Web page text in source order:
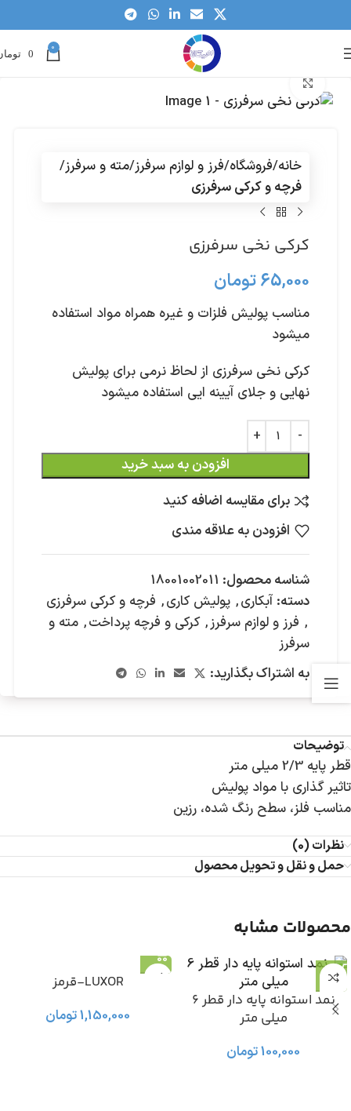
0
0
خانه فروشگاه فرز و لوازم سرفرز مته و سرفرز
فرچه و کرکی سرفرزی
کرکی نخی سرفرزی
65,000تومان
مناسب پولیش فلزات و غیره همراه مواد استفاده
میشود
کرکی نخی سرفرزی از لحاظ نرمی برای پولیش
نهایی و جلای آیینه ایی استفاده میشود
افزودن به سبد خرید
برای مقایسه اضافه کنید
افزودن به علاقه مندی
شناسه محصول: 18001002011
دسته: آبکاری, پولیش کاری, فرچه و کرکی سرفرزی
, فرز و لوازم سرفرز, کرکی و فرچه پرداخت, مته و
سرفرز
به اشتراک بگذارید:
توضیحات
قطر پایه 2/3 میلی متر
تاثیر گذاری با مواد پولیش
مناسب فلز، سطح رنگ شده، رزین
نظرات (0)
حمل و نقل و تحویل محصول
محصولات مشابه
نمد استوانه پایه دار قطر 6
میلی متر
100,000تومان
LUXOR-قرمز
1,150,000تومان